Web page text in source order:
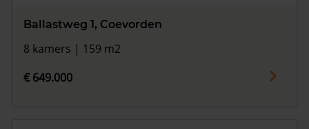
Ballastweg 1, Coevorden
8 kamers | 159 m2
€ 649.000